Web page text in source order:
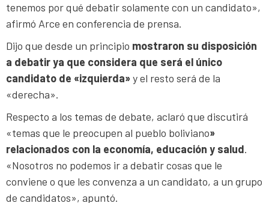
tenemos por qué debatir solamente con un candidato»,
afirmó Arce en conferencia de prensa.
Dijo que desde un principio mostraron su disposición
a debatir ya que considera que será el único
candidato de «izquierda»y el resto será de la
«derecha».
Respecto a los temas de debate, aclaró que discutirá
«temas que le preocupen al pueblo boliviano»
relacionados con la economía, educación y salud.
«Nosotros no podemos ir a debatir cosas que le
conviene o que les convenza a un candidato, a un grupo
de candidatos», apuntó.